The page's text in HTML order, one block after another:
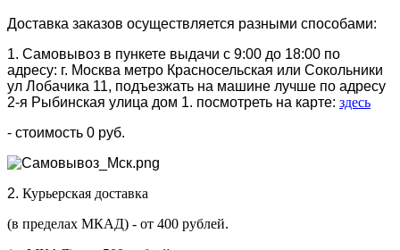
Доставка заказов осуществляется разными способами:
1. Самовывоз в пункете выдачи с 9:00 до 18:00 по
адресу: г. Москва метро Красносельская или Сокольники
ул Лобачика 11, подъезжать на машине лучше по адресу
2-я Рыбинская улица дом 1. посмотреть на карте: здесь
- стоимость 0 руб.
2. Курьерская доставка
(в пределах МКАД) - от 400 рублей.